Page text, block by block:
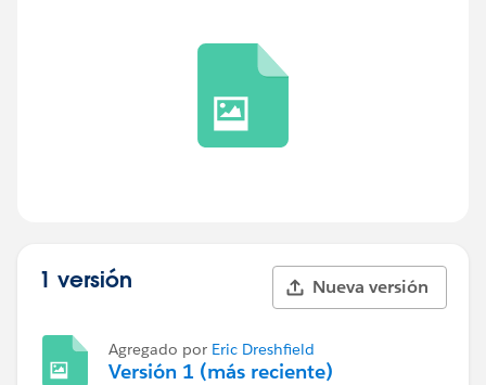
1 versión Nueva versión
Agregado por Eric Dreshfield
Versión 1 (más reciente)